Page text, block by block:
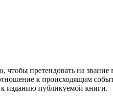
претендовать на
к происходящим
изданию публикуемой книги.